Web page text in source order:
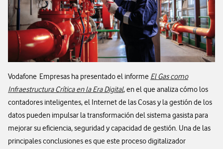
Vodafone Empresas ha presentado el informe El Gas como
Infraestructura Crítica en la Era Digital, en el que analiza cómo los
contadores inteligentes, el Internet de las Cosas y la gestión de los
datos pueden impulsar la transformación del sistema gasista para
mejorar su eficiencia, seguridad y capacidad de gestión. Una de las
principales conclusiones es que este proceso digitalizador